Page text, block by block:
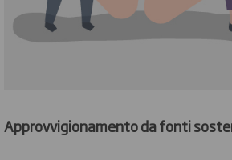
Approvvigionamento da fonti